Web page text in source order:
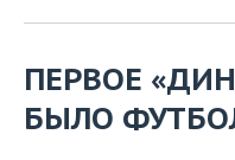
ОПК
ЭНЕРГЕТИКА
УСЛУГИ
МЕДИА
ВЫЕЗДНАЯ РЕДАКЦИЯ
БИЗНЕС-БРАНЧИ
НОВОСТИ СПОРТА
ФУТБОЛ
ОБЩЕСТВО
НОВОСТИ ОБЩЕСТВА
ФОТОГАЛЕРЕЯ
ПЕРВОЕ
БЫЛО